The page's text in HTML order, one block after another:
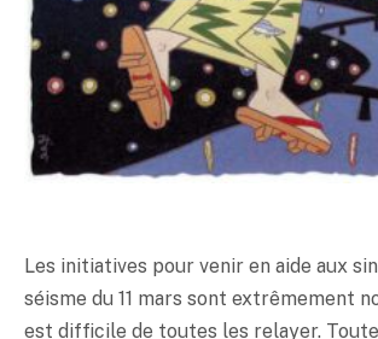
Les initiatives pour venir en aide aux
séisme du 11 mars sont extrêmement
est difficile de toutes les relayer.